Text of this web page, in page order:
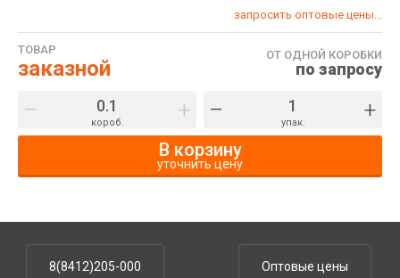
запросить оптовые цены...
ТОВАР
заказной
ОТ ОДНОЙ КОРОБКИ
по запросу
– короб. + – упак. +
В корзину
уточнить цену
8(8412)205-000 Оптовые цены